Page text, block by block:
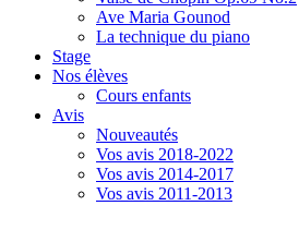
Ave Maria Gounod
La technique du piano
Stage
Nos élèves
Cours enfants
Avis
Nouveautés
Vos avis 2018-2022
Vos avis 2014-2017
Vos avis 2011-2013